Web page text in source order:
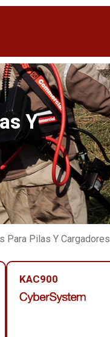
Y
Para Pilas Y Cargadores
KAC900